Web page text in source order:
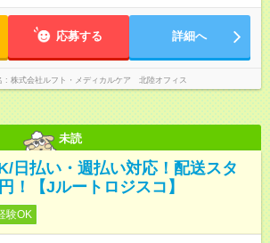
応募する 詳細へ
株式会社ルフト・メディカルケア 北陸オフィス
未読
日払い・週払い対応！配送スタ
！【Jルートロジスコ】
験OK